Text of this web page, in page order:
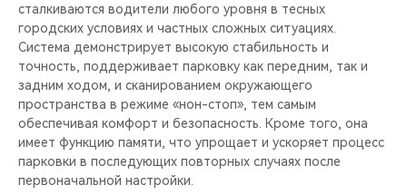
сталкиваются водители любого уровня в тесных
городских условиях и частных сложных ситуациях.
Система демонстрирует высокую стабильность и
точность, поддерживает парковку как передним, так и
задним ходом, и сканированием окружающего
пространства в режиме «нон-стоп», тем самым
обеспечивая комфорт и безопасность. Кроме того, она
имеет функцию памяти, что упрощает и ускоряет процесс
парковки в последующих повторных случаях после
первоначальной настройки.